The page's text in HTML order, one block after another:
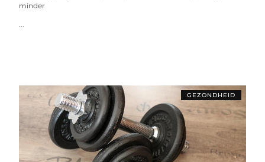
minder
...
GEZONDHEID